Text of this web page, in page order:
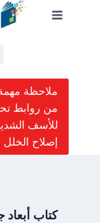
ملاحظة مهمة:
من روابط
للأسف
إصلاح
كتاب